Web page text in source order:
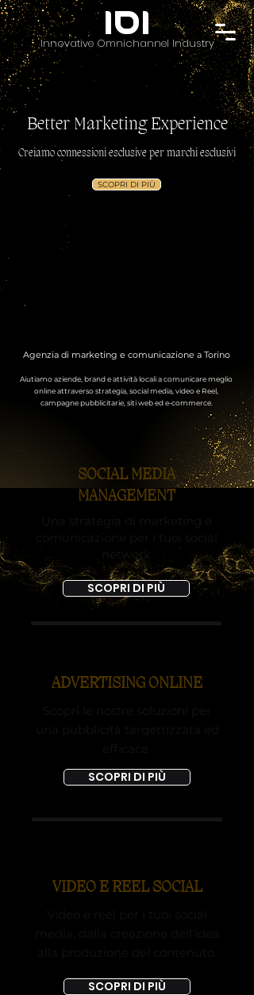
IOI
Innovative Omnichannel Industry
Better Marketing Experience
Creiamo connessioni esclusive per marchi esclusivi
SCOPRI DI PIÙ
Agenzia di marketing e comunicazione a Torino
Aiutiamo aziende, brand e attività locali a comunicare meglio
online attraverso strategia, social media, video e Reel,
campagne pubblicitarie, siti web ed e-commerce.
SOCIAL MEDIA
MANAGEMENT
network
SCOPRI DI PIÙ
ADVERTISING ONLINE
SCOPRI DI PIÙ
VIDEO E REEL SOCIAL
SCOPRI DI PIÙ